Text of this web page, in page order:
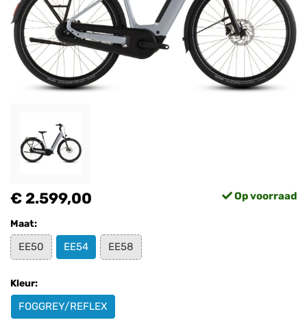
€ 2.599,00 Op voorraad
Maat:
EE50 EE54 EE58
Kleur:
FOGGREY/REFLEX